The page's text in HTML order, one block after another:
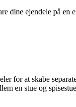
dine ejendele på
for at skabe
en stue og